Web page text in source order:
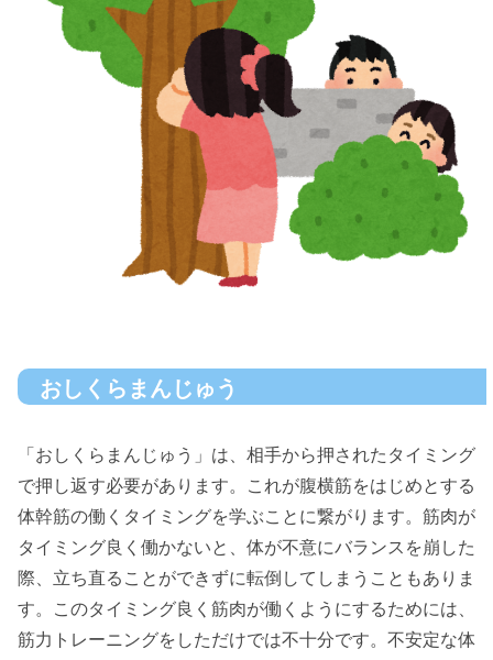
おしくらまんじゅう
「おしくらまんじゅう」は、相手から押されたタイミング
で押し返す必要があります。これが腹横筋をはじめとする
体幹筋の働くタイミングを学ぶことに繋がります。筋肉が
タイミング良く働かないと、体が不意にバランスを崩した
際、立ち直ることができずに転倒してしまうこともありま
す。このタイミング良く筋肉が働くようにするためには、
筋力トレーニングをしただけでは不十分です。不安定な体